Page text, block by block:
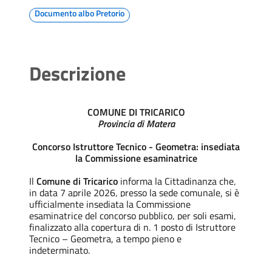
Documento albo Pretorio
Descrizione
COMUNE DI TRICARICO
Provincia di Matera
Concorso Istruttore Tecnico - Geometra: insediata
la Commissione esaminatrice
Il Comune di Tricarico informa la Cittadinanza che,
in data 7 aprile 2026, presso la sede comunale, si è
ufficialmente insediata la Commissione
esaminatrice del concorso pubblico, per soli esami,
finalizzato alla copertura di n. 1 posto di Istruttore
Tecnico – Geometra, a tempo pieno e
indeterminato.